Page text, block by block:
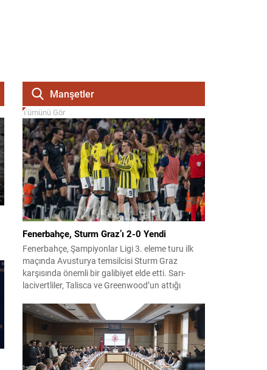
Manşetler
Tümünü Gör
Fenerbahçe, Sturm Graz’ı 2-0 Yendi
Fenerbahçe, Şampiyonlar Ligi 3. eleme turu ilk
maçında Avusturya temsilcisi Sturm Graz
karşısında önemli bir galibiyet elde etti. Sarı-
lacivertliler, Talisca ve Greenwood’un attığı
öncesi avantaj sağladı. Karşılaşma sonrası
takım yönetimi mücadeleyi değerlendirdi ve
gelecek planlarına dair bilgi verdi. Futboldan
sorumlu yönetici Cihan Kamer,...